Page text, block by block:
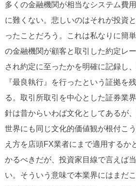
多くの金融機関が相当なシステム費
に難くない。悲しいのはそれが投資
ったことだろう。これは私なりに簡
の金融機関が顧客と取引した約定レ
され約定に至ったかを明確に記録し
『最良執行』を行ったという証拠を
る。取引所取引を中心とした証券業
針は昔からいわば文化としてあるが
世界にも同じ文化的価値観が根付こ
え方を店頭FX業者にまで適用するか
かるべきだが、投資家目線で言えば
い。そういう意味で本業界にはまだ